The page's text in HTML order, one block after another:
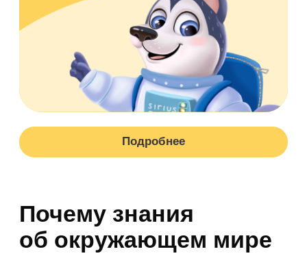
тесно связано с
безопасностью
и социальной адаптацией.
Понимание правил поведения в
природе, знания о профессиях и
устройстве общества помогают
ребенку ориентироваться
в пространстве и времени. В 2026
году требования к будущим
первоклассникам смещаются в
от деревни или как человек влияет на
экологию. Если вы хотите
систематизировать занятия, обратите